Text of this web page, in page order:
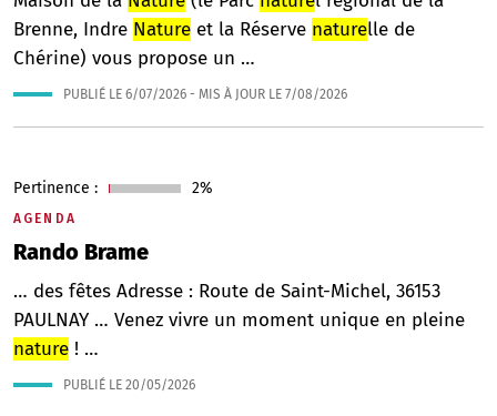
Brenne, Indre Nature et la Réserve naturelle de
Chérine) vous propose un …
PUBLIÉ LE 6/07/2026 - MIS À JOUR LE 7/08/2026
AGENDA
Rando Brame
Pertinence : 2%
… des fêtes Adresse : Route de Saint-Michel, 36153
PAULNAY … Venez vivre un moment unique en pleine
nature ! …
PUBLIÉ LE 20/05/2026